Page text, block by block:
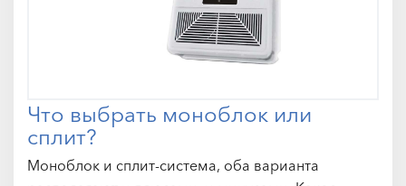
Что выбрать моноблок или
сплит?
Моноблок и сплит-система, оба варианта